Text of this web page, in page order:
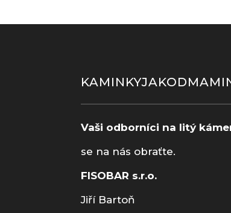
Vaši odborníci na litý
se na nás obraťte.
FISOBAR s.r.o.
Jiří Bartoň